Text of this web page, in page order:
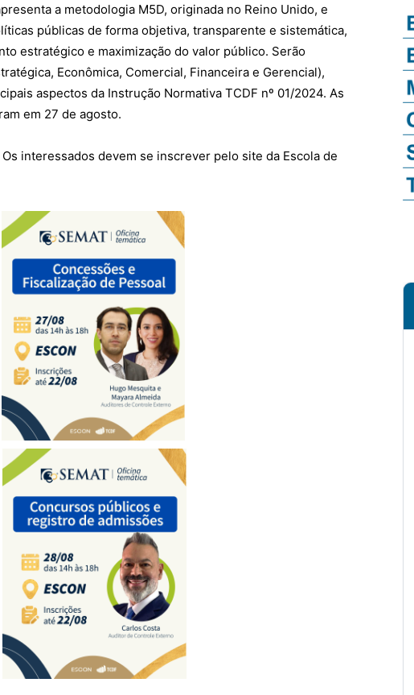
a metodologia M5D, originada no Reino Unido, e
públicas de forma objetiva, transparente e sistemática,
estratégico e maximização do valor público. Serão
Econômica, Comercial, Financeira e Gerencial),
aspectos da Instrução Normativa TCDF nº 01/2024. As
em 27 de agosto.
interessados devem se inscrever pelo site da Escola de